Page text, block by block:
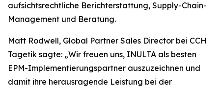
aufsichtsrechtliche Berichterstattung, Supply-Chain-
Management und Beratung.
Matt Rodwell, Global Partner Sales Director bei CCH
Tagetik sagte: „Wir freuen uns, INULTA als besten
EPM-Implementierungspartner auszuzeichnen und
damit ihre herausragende Leistung bei der